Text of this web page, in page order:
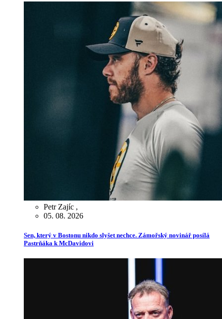
Petr Zajíc ,
05. 08. 2026
Sen, který v Bostonu nikdo slyšet nechce. Zámořský novinář posílá
Pastrňáka k McDavidovi